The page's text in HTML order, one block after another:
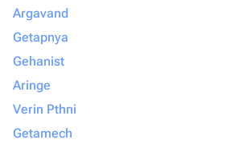
Argavand
Getapnya
Gehanist
Aringe
Verin Pthni
Getamech